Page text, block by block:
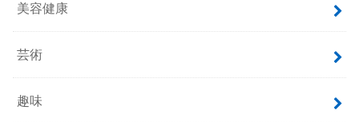
美容健康
芸術
趣味